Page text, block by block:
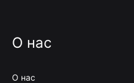
О нас
О нас